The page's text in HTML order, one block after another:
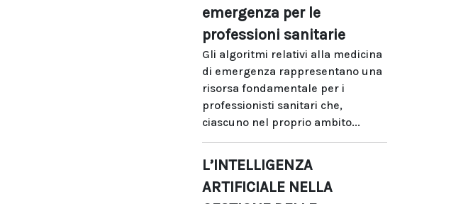
emergenza per le
professioni sanitarie
Gli algoritmi relativi alla medicina
di emergenza rappresentano una
risorsa fondamentale per i
professionisti sanitari che,
ciascuno nel proprio ambito...
L’INTELLIGENZA
ARTIFICIALE NELLA